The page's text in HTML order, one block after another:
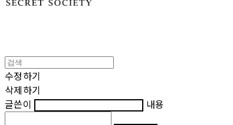
수정하기
삭제하기
글쓴이
내용